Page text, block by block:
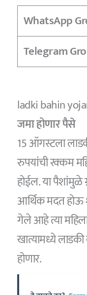
WhatsApp
Telegram
ladki bahin
जमा होणार पैसे
15 ऑगस्टला
रुपयांची रक्कम
होईल. या पैशांमुळे
आर्थिक मदत होऊ
गेले आहे त्या
खात्यामध्ये
होणार.